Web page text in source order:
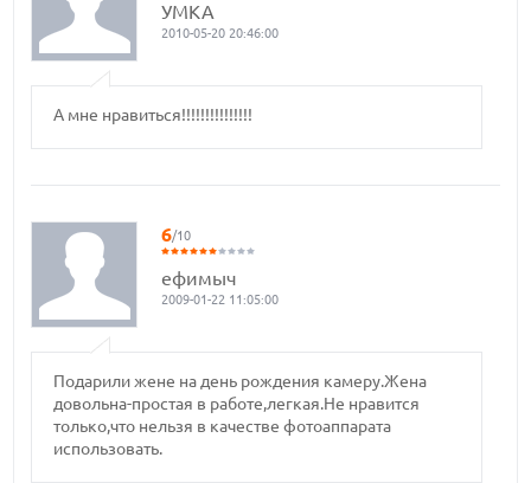
УМКА
2010-05-20 20:46:00
А мне нравиться!!!!!!!!!!!!!!!
6/10
ефимыч
2009-01-22 11:05:00
Подарили жене на день рождения камеру.Жена
довольна-простая в работе,легкая.Не нравится
только,что нельзя в качестве фотоаппарата
использовать.